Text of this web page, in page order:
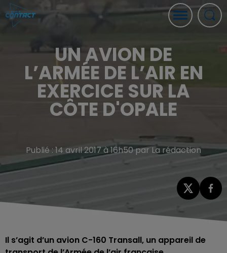
UN AVION DE
L’ARMÉE DE L’AIR EN
EXERCICE SUR LA
CÔTE D'OPALE
Publié : 14 avril 2017 à 16h50 par La rédaction
Il s’agit d’un avion C-160 Transall, un appareil de